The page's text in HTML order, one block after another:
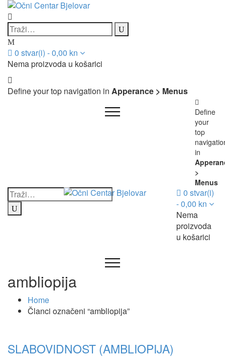
0 stvar(i) -0,00 kn
Nema proizvoda u košarici
Define your top navigation in Apperance > Menus
Define
your
top
in
>
Menus
0 stvar(i)
-0,00 kn
Nema
proizvoda
u košarici
ambliopija
Home
Članci označeni “ambliopija”
SLABOVIDNOST (AMBLIOPIJA)